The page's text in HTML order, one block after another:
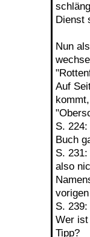
Dienst
Nun
Auf
S.
Buch
S.
also
S.
Wer ist
Tipp?